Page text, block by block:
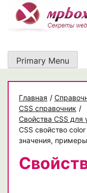
content
Primary Menu
Главная /
CSS справочник /
Свойства CSS для
CSS свойство
значения, примеры